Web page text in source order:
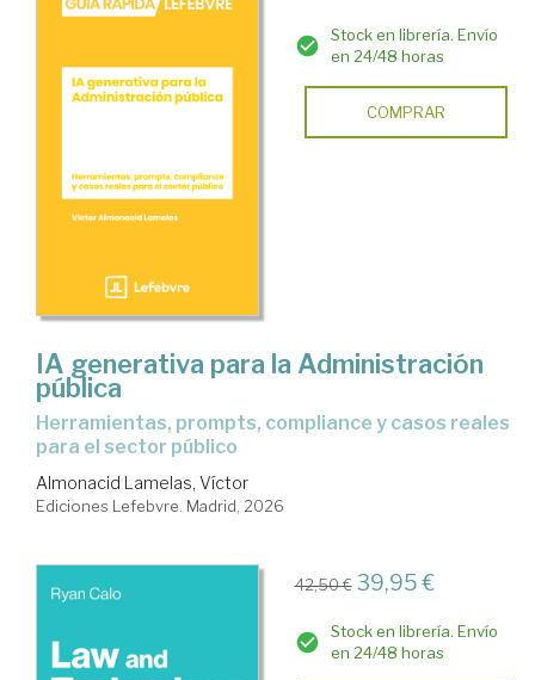
Stock en librería. Envío
en 24/48 horas
COMPRAR
IA generativa para la Administración
pública
Herramientas, prompts, compliance y casos reales
para el sector público
Almonacid Lamelas, Víctor
Ediciones Lefebvre. Madrid, 2026
42,50 € 39,95 €
Stock en librería. Envío
en 24/48 horas